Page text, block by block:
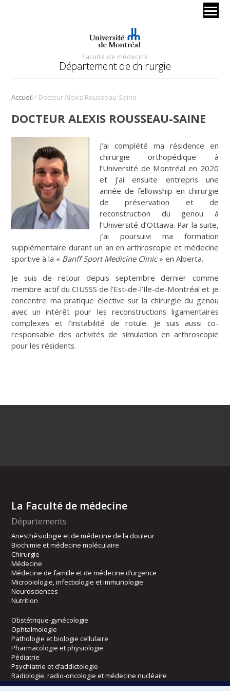
Faculté de médecine
Département de chirurgie
Accueil / Docteur Alexis Rousseau-Saine
DOCTEUR ALEXIS ROUSSEAU-SAINE
J’ai complété ma résidence en
chirurgie orthopédique à
l’Université de Montréal en 2020
et j’ai ensuite entrepris une
année de fellowship en chirurgie
de préservation et de
reconstruction du genou à
l’Université d’Ottawa. Par la suite,
j’ai poursuivi ma formation
supplémentaire durant un an en arthroscopie et médecine
sportive à la « Banff Sport Medicine Clinic» en Alberta.
Je suis de retour depuis septembre dernier comme
membre actif du CIUSSS de l’Est-de-l’Ile-de-Montréal et je
concentre ma pratique élective sur la chirurgie du genou
avec un intérêt pour les reconstructions ligamentaires
complexes et l’instabilité de rotule. Je suis aussi co-
responsable des activités de simulation en arthroscopie
pour les résidents.
La Faculté de médecine
Départements
Anesthésiologie et de médecine de la douleur
Biochimie et médecine moléculaire
Chirurgie
Médecine
Médecine de famille et de médecine d’urgence
Microbiologie, infectiologie et immunologie
Neurosciences
Nutrition
Obstétrique-gynécologie
Ophtalmologie
Pathologie et biologie cellulaire
Pharmacologie et physiologie
Pédiatrie
Psychiatrie et d’addictologie
Radiologie, radio-oncologie et médecine nucléaire